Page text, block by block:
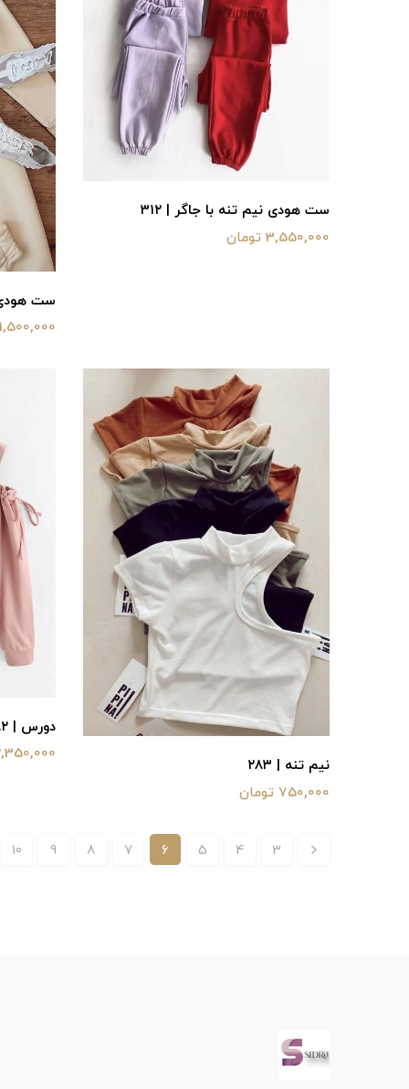
ست هودی نیم تنه با جاگر | ۳۱۲
3,550,000 تومان
ست هودی
11,500,000
نیم تنه | ۲۸۳
750,000 تومان
دورس | ۲۸۲
2,350,000
3
4
5
6
7
8
9
10